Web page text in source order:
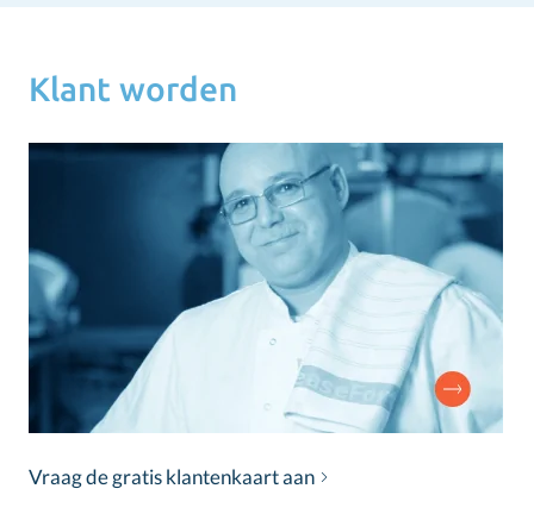
Klant worden
Vraag de gratis klantenkaart aan